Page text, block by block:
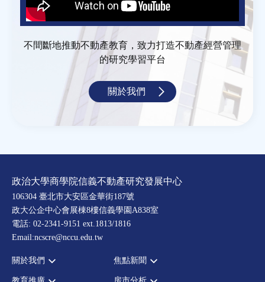
不間斷地推動不動產教育，致力打造不動產經營管理
的研究學習平台
關於我們
政治大學商學院信義不動產研究發展中心
106304 臺北市大安區金華街187號
政大公企中心會展棟8樓信義學園A838室
電話: 02-2341-9151 ext.1813/1816
Email:ncscre@nccu.edu.tw
關於我們 焦點新聞